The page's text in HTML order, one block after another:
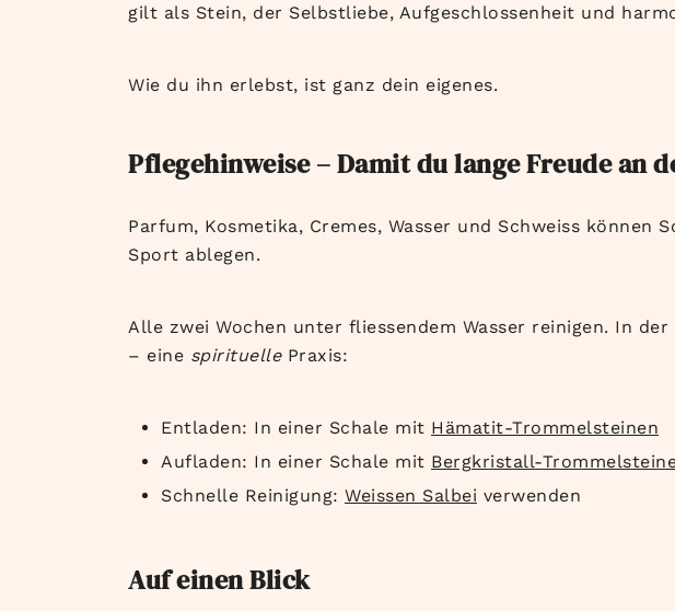
gilt als Stein, der Selbstliebe, Aufgeschlossenheit und
Wie du ihn erlebst, ist ganz dein eigenes.
Pflegehinweise – Damit du lange Freude an
Parfum, Kosmetika, Cremes, Wasser und Schweiss können
Sport ablegen.
Alle zwei Wochen unter fliessendem Wasser reinigen. In
– eine spirituellePraxis:
Entladen: In einer Schale mit Hämatit-Trommelsteinen
Aufladen: In einer Schale mit Bergkristall-
Schnelle Reinigung: Weissen Salbei verwenden
Auf einen Blick